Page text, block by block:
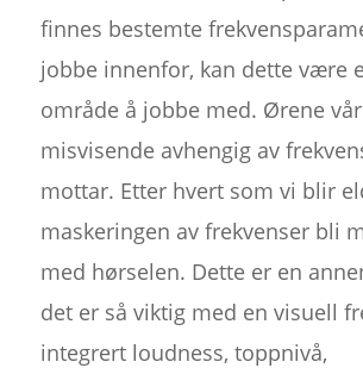
finnes bestemte
jobbe innenfor, kan dette være
område å jobbe med. Ørene
misvisende avhengig av
mottar. Etter hvert som vi blir
maskeringen av frekvenser bli
med hørselen. Dette er en
det er så viktig med en visuell
integrert loudness, toppnivå,